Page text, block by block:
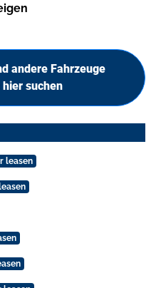
andere Fahrzeuge
suchen
leasen